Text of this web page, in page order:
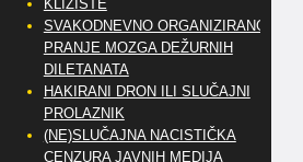
KLIZIŠTE
SVAKODNEVNO ORGANIZIRANO
PRANJE MOZGA DEŽURNIH
DILETANATA
HAKIRANI DRON ILI SLUČAJNI
PROLAZNIK
(NE)SLUČAJNA NACISTIČKA
CENZURA JAVNIH MEDIJA